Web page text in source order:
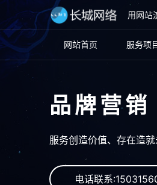
用网站
网站首页 服务项
品牌营销
服务创造价值、存在造
电话联系